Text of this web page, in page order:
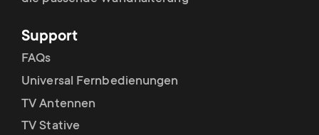
Support
FAQs
Universal Fernbedienungen
TV Antennen
TV Stative